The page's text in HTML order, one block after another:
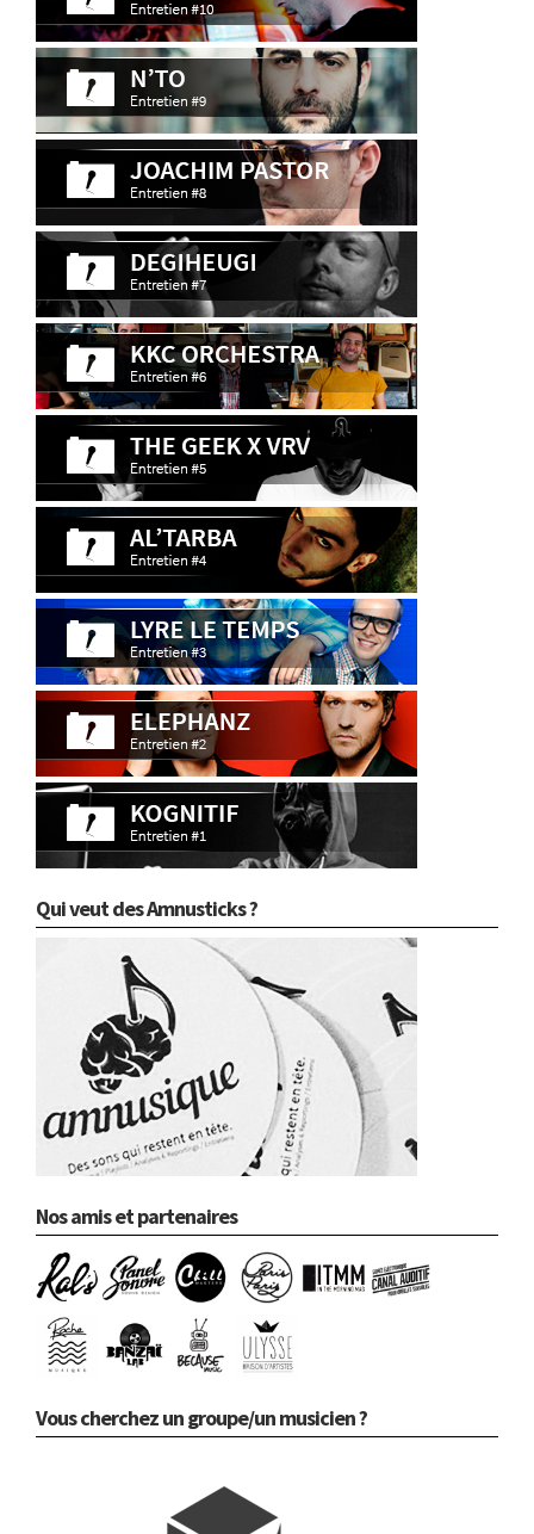
Qui veut des Amnusticks ?
Nos amis et partenaires
Vous cherchez un groupe/un musicien ?